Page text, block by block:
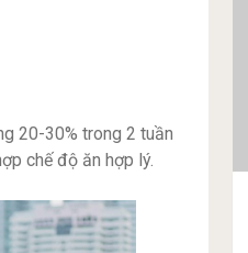
20-30% trong 2 tuần
chế độ ăn hợp lý.